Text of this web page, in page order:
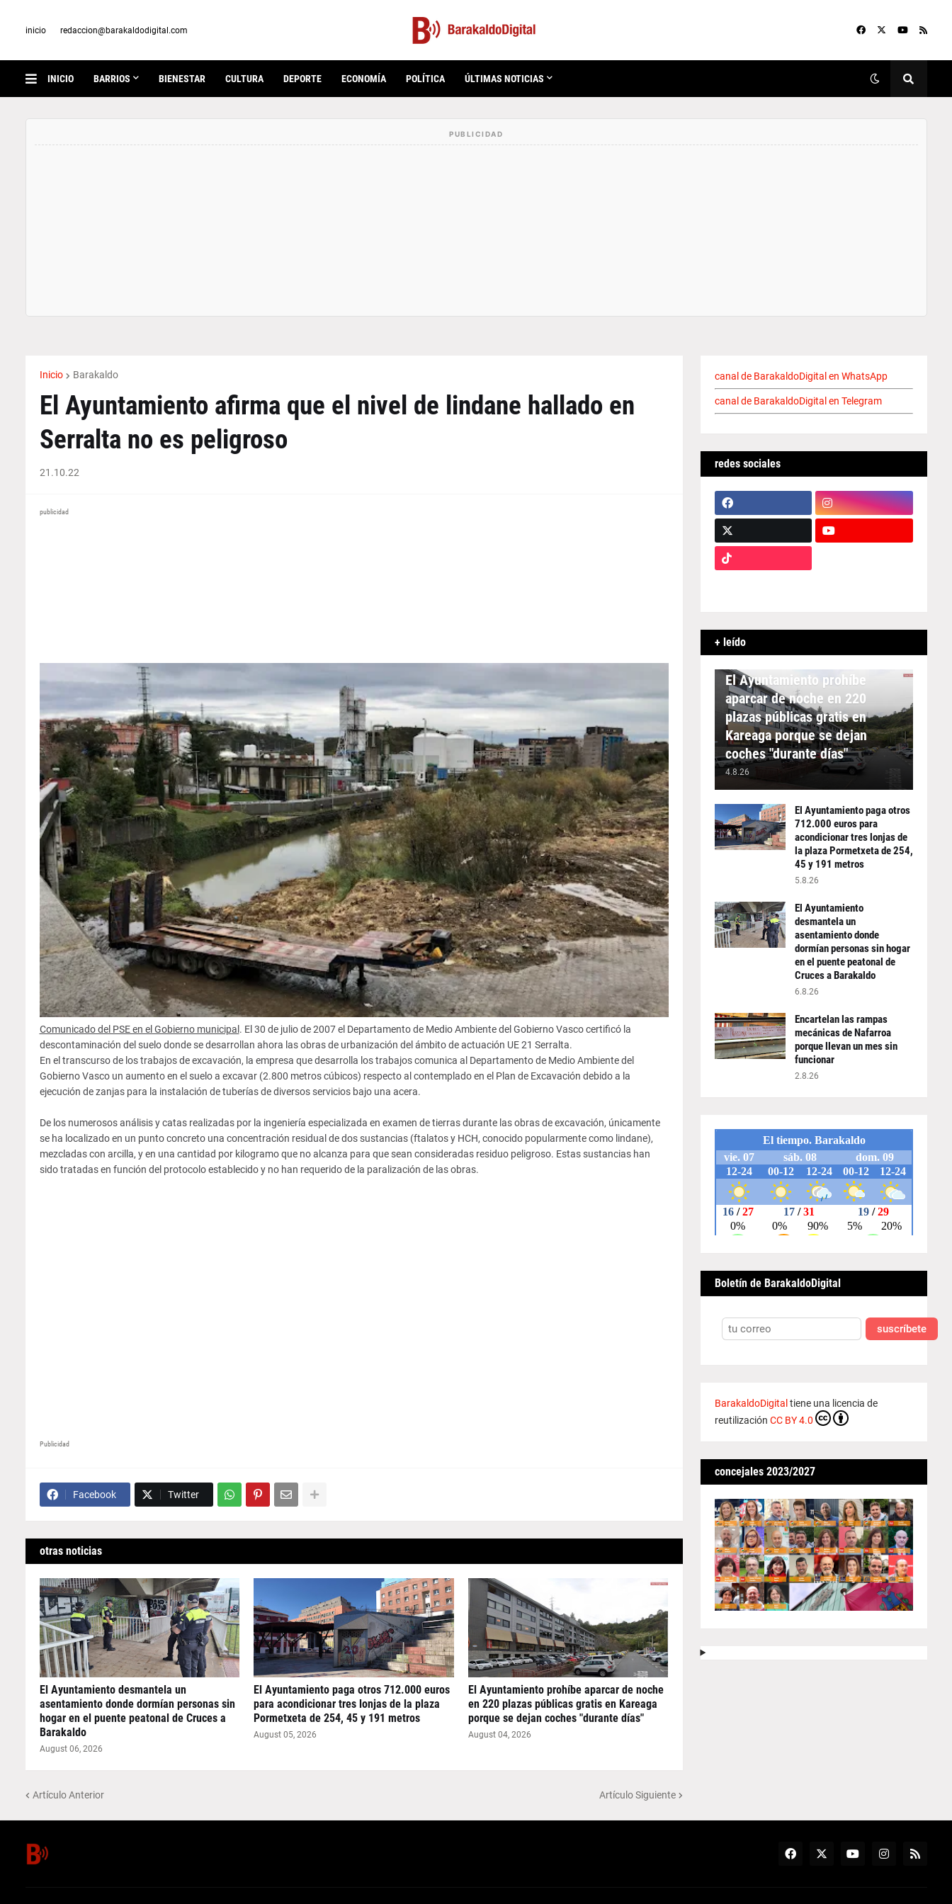
inicio redaccion@barakaldodigital.com
INICIO BARRIOS BIENESTAR CULTURA DEPORTE ECONOMÍA POLÍTICA ÚLTIMAS NOTICIAS
Inicio Barakaldo
El Ayuntamiento afirma que el nivel de lindane hallado en
Serralta no es peligroso
21.10.22
publicidad
Comunicado del PSE en el Gobierno municipal . El 30 de julio de 2007 el Departamento de Medio Ambiente del Gobierno Vasco certificó la
descontaminación del suelo donde se desarrollan ahora las obras de urbanización del ámbito de actuación UE 21 Serralta.
En el transcurso de los trabajos de excavación, la empresa que desarrolla los trabajos comunica al Departamento de Medio Ambiente del
Gobierno Vasco un aumento en el suelo a excavar (2.800 metros cúbicos) respecto al contemplado en el Plan de Excavación debido a la
ejecución de zanjas para la instalación de tuberías de diversos servicios bajo una acera.
De los numerosos análisis y catas realizadas por la ingeniería especializada en examen de tierras durante las obras de excavación, únicamente
se ha localizado en un punto concreto una concentración residual de dos sustancias (ftalatos y HCH, conocido popularmente como lindane),
mezcladas con arcilla, y en una cantidad por kilogramo que no alcanza para que sean consideradas residuo peligroso. Estas sustancias han
sido tratadas en función del protocolo establecido y no han requerido de la paralización de las obras.
Publicidad
Facebook Twitter
otras noticias
El Ayuntamiento desmantela un
asentamiento donde dormían personas sin
hogar en el puente peatonal de Cruces a
Barakaldo
August 06, 2026
El Ayuntamiento paga otros 712.000 euros
para acondicionar tres lonjas de la plaza
Pormetxeta de 254, 45 y 191 metros
August 05, 2026
El Ayuntamiento prohíbe aparcar de noche
en 220 plazas públicas gratis en Kareaga
porque se dejan coches "durante días"
August 04, 2026
Artículo Anterior Artículo Siguiente
canal de BarakaldoDigital en WhatsApp
canal de BarakaldoDigital en Telegram
redes sociales
+ leído
APARCAMIENTO
El Ayuntamiento prohíbe
aparcar de noche en 220
plazas públicas gratis en
Kareaga porque se dejan
coches "durante días"
4.8.26
El Ayuntamiento paga otros
712.000 euros para
acondicionar tres lonjas de
la plaza Pormetxeta de 254,
45 y 191 metros
5.8.26
El Ayuntamiento
desmantela un
asentamiento donde
dormían personas sin hogar
en el puente peatonal de
Cruces a Barakaldo
6.8.26
Encartelan las rampas
mecánicas de Nafarroa
porque llevan un mes sin
funcionar
2.8.26
Boletín de BarakaldoDigital
suscríbete
BarakaldoDigital tiene una licencia de
reutilización CC BY 4.0
concejales 2023/2027